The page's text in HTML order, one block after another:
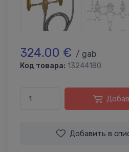
324.00 € / gab
Код товара: 13244180
Добавить в